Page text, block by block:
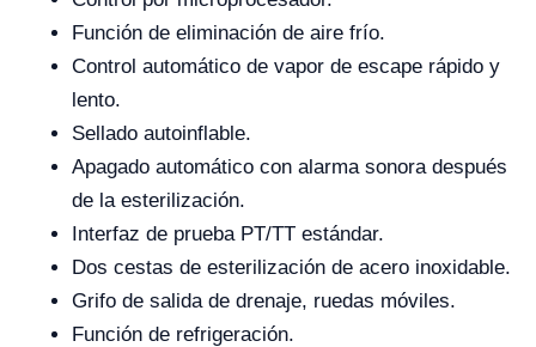
Función de eliminación de aire frío.
Control automático de vapor de escape rápido y
lento.
Sellado autoinflable.
Apagado automático con alarma sonora después
de la esterilización.
Interfaz de prueba PT/TT estándar.
Dos cestas de esterilización de acero inoxidable.
Grifo de salida de drenaje, ruedas móviles.
Función de refrigeración.